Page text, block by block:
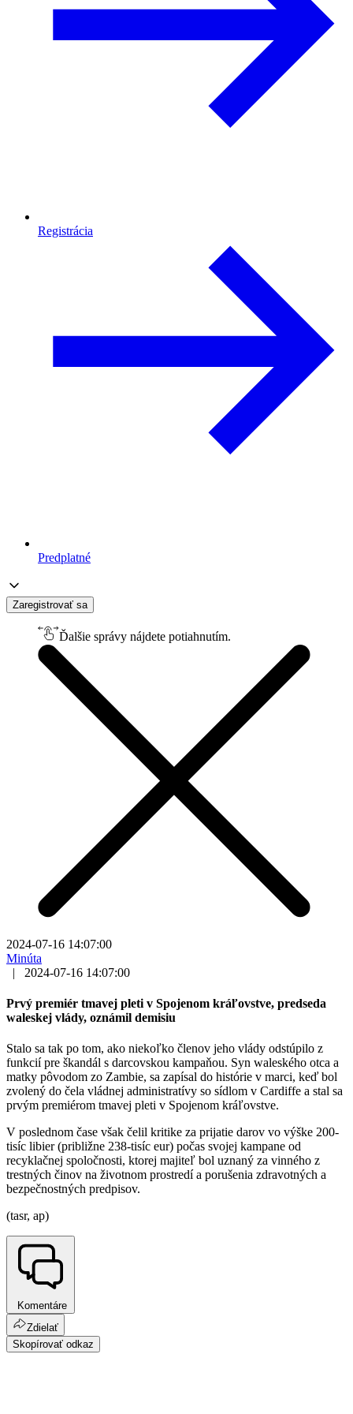
Registrácia
Predplatné
Zaregistrovať sa
Ďalšie správy nájdete potiahnutím.
2024-07-16 14:07:00
Minúta
|
2024-07-16 14:07:00
Prvý premiér tmavej pleti v Spojenom kráľovstve, predseda
waleskej vlády, oznámil demisiu
Stalo sa tak po tom, ako niekoľko členov jeho vlády odstúpilo z
funkcií pre škandál s darcovskou kampaňou. Syn waleského otca a
matky pôvodom zo Zambie, sa zapísal do histórie v marci, keď bol
zvolený do čela vládnej administratívy so sídlom v Cardiffe a stal sa
prvým premiérom tmavej pleti v Spojenom kráľovstve.
V poslednom čase však čelil kritike za prijatie darov vo výške 200-
tisíc libier (približne 238-tisíc eur) počas svojej kampane od
recyklačnej spoločnosti, ktorej majiteľ bol uznaný za vinného z
trestných činov na životnom prostredí a porušenia zdravotných a
bezpečnostných predpisov.
(tasr, ap)
Komentáre
Zdielať
Skopírovať odkaz